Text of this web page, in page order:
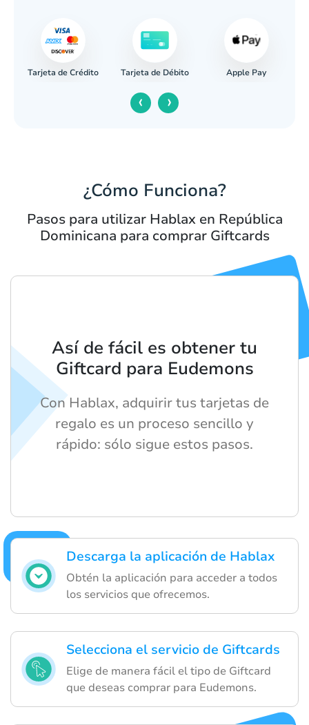
Tarjeta de Crédito Tarjeta de Débito Apple Pay
‹ ›
¿Cómo Funciona?
Pasos para utilizar Hablax en República
Dominicana para comprar Giftcards
Descarga la aplicación de Hablax
Obtén la aplicación para acceder a todos
los servicios que ofrecemos.
Selecciona el servicio de Giftcards
Elige de manera fácil el tipo de Giftcard
que deseas comprar para Eudemons.
Así de fácil es obtener tu
Giftcard para Eudemons
Con Hablax, adquirir tus tarjetas de
regalo es un proceso sencillo y
rápido: sólo sigue estos pasos.